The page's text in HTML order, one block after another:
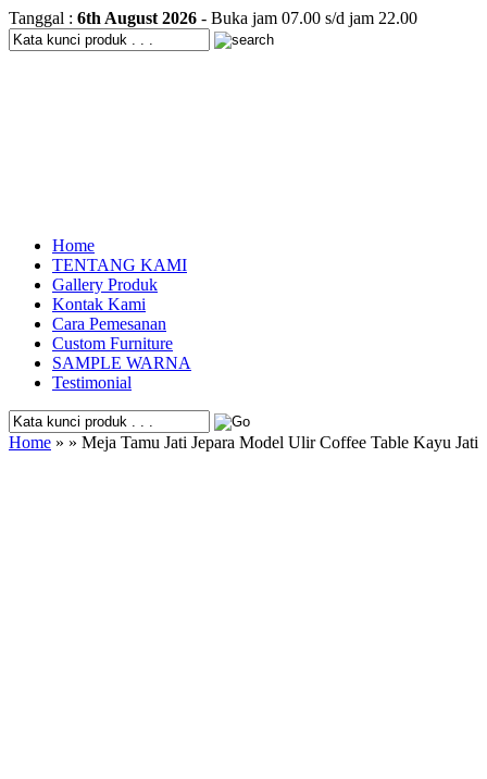
Tanggal : 6th August 2026 - Buka jam 07.00 s/d jam 22.00
Home
TENTANG KAMI
Gallery Produk
Kontak Kami
Cara Pemesanan
Custom Furniture
SAMPLE WARNA
Testimonial
Home » » Meja Tamu Jati Jepara Model Ulir Coffee Table Kayu Jati